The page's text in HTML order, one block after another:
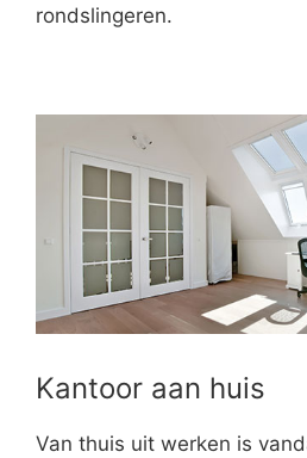
rondslingeren.
Kantoor aan huis
Van thuis uit werken is